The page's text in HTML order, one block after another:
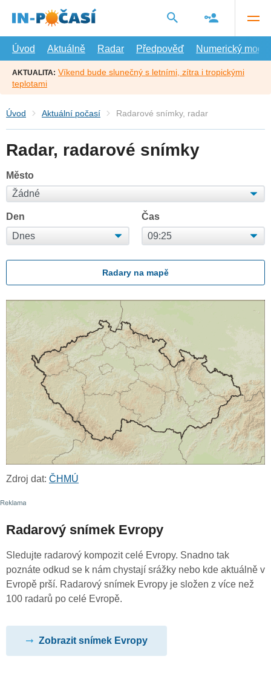
hlavní
Úvod
Aktuálně Radar Předpověď Numerický model
AKTUALITA: Víkend bude slunečný s letními, zítra i tropickými
teplotami
Úvod Aktuální počasí Radarové snímky, radar
Radar, radarové snímky
Město
Den Čas
Radary na mapě
Zdroj dat: ČHMÚ
Radarový snímek Evropy
Sledujte radarový kompozit celé Evropy. Snadno tak
poznáte odkud se k nám chystají srážky nebo kde aktuálně v
Evropě prší. Radarový snímek Evropy je složen z více než
100 radarů po celé Evropě.
Zobrazit snímek Evropy